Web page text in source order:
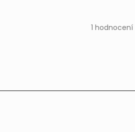
je
1 hodnocení